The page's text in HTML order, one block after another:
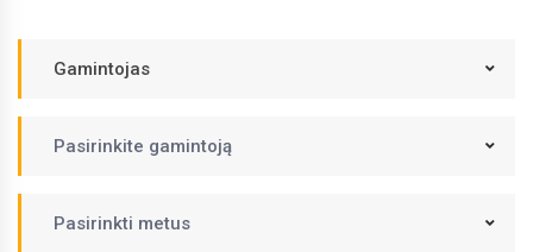
Gamintojas
Pasirinkite gamintoją
Pasirinkti metus